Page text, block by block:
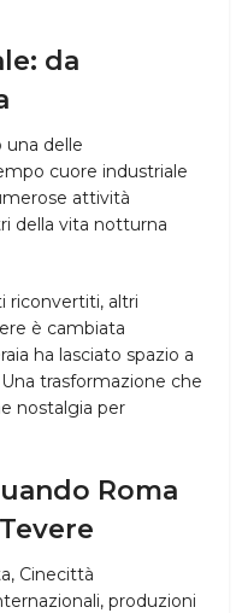
: da
una delle
cuore industriale
attività
della vita notturna
riconvertiti, altri
è cambiata
ha lasciato spazio a
trasformazione che
nostalgia per
Roma
Cinecittà
produzioni